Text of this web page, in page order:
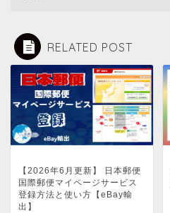
RELATED POST
【2026年6月更新】 日本郵便
国際郵便マイページサービス
登録方法と使い方【eBay輸
出】